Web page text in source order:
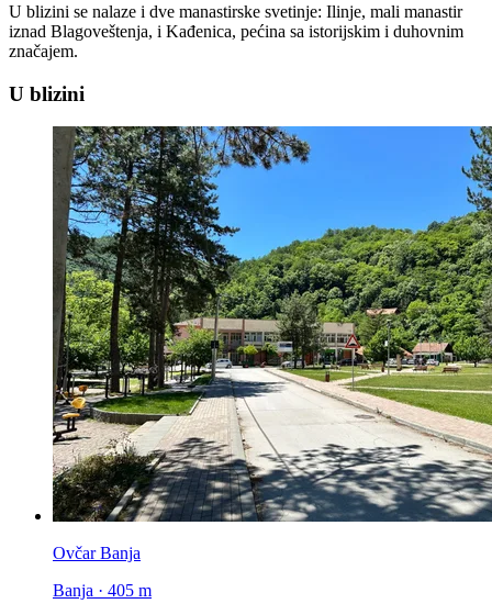
U blizini se nalaze i dve manastirske svetinje: Ilinje, mali manastir
iznad Blagoveštenja, i Kađenica, pećina sa istorijskim i duhovnim
značajem.
U blizini
Ovčar Banja
Banja · 405 m